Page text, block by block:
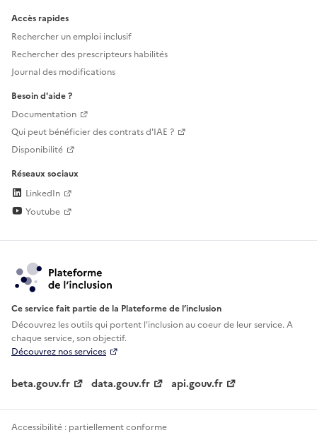
Accès rapides
Rechercher un emploi inclusif
Rechercher des prescripteurs habilités
Journal des modifications
Besoin d'aide ?
Documentation
Qui peut bénéficier des contrats d'IAE ?
Disponibilité
Réseaux sociaux
LinkedIn
Youtube
Ce service fait partie de la Plateforme de l’inclusion
Découvrez les outils qui portent l'inclusion aucoeur de leur service. A
chaque service, son objectif.
Découvrez nos services
beta.gouv.fr data.gouv.fr api.gouv.fr
Accessibilité : partiellement conforme